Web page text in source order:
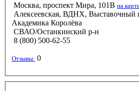
Москва, проспект Мира, 101В на
Алексеевская, ВДНХ, Выставочный
Академика Королёва
СВАО/Останкинский р-н
8 (800) 500-62-55
Отзывы: 0